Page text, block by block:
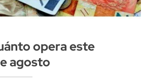
opera este
agosto